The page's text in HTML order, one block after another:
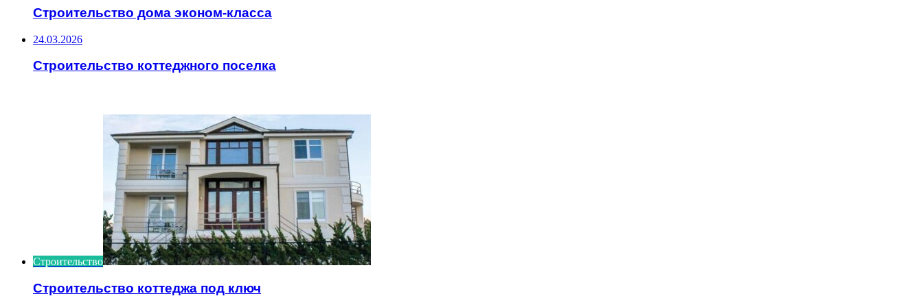
Строительство дома эконом-класса
24.03.2026
Строительство коттеджного поселка
Строительство
Строительство коттеджа под ключ